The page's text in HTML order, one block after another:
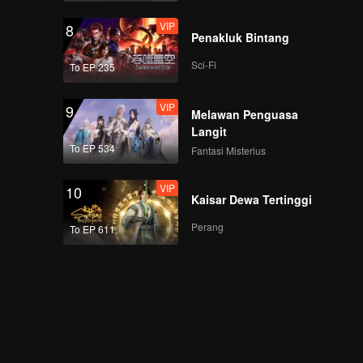
8
To EP 235
VIP
Penakluk Bintang
Sci-Fi
9
To EP 534
VIP
Melawan Penguasa
Langit
Fantasi Misterius
10
To EP 611
VIP
Kaisar Dewa Tertinggi
Perang